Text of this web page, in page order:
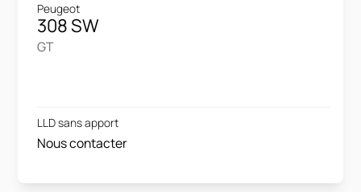
Peugeot
308 SW
GT
LLD sans apport
Nous contacter